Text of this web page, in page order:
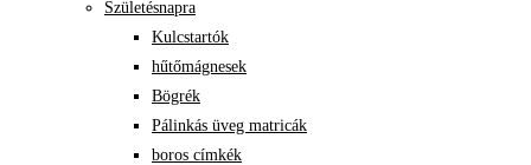
Születésnapra
Kulcstartók
hűtőmágnesek
Bögrék
Pálinkás üveg matricák
boros címkék